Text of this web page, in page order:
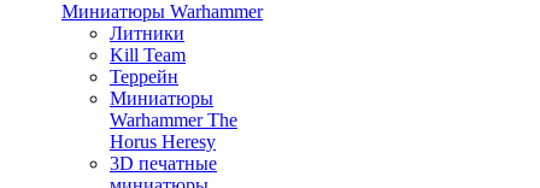
Миниатюры Warhammer
Литники
Kill Team
Террейн
Миниатюры
Warhammer The
Horus Heresy
3D печатные